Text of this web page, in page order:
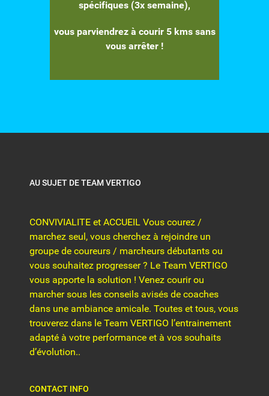
spécifiques (3x semaine),
vous parviendrez à courir 5 kms sans
vous arrêter !
AU SUJET DE TEAM VERTIGO
CONVIVIALITE et ACCUEIL Vous courez /
marchez seul, vous cherchez à rejoindre un
groupe de coureurs / marcheurs débutants ou
vous souhaitez progresser ? Le Team VERTIGO
vous apporte la solution ! Venez courir ou
marcher sous les conseils avisés de coaches
dans une ambiance amicale. Toutes et tous, vous
trouverez dans le Team VERTIGO l’entrainement
adapté à votre performance et à vos souhaits
d’évolution..
CONTACT INFO